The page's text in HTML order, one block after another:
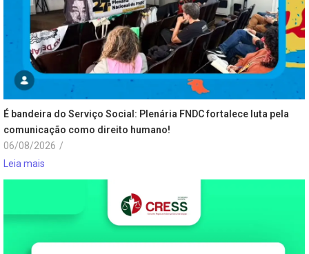
É bandeira do Serviço Social: Plenária FNDC fortalece luta pela
comunicação como direito humano!
06/08/2026 /
Leia mais